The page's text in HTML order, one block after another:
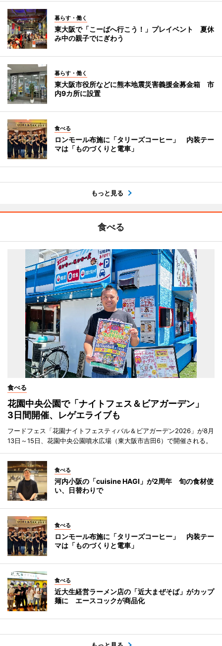
暮らす・働く
東大阪で「こーばへ行こう！」プレイベント 夏休
み中の親子でにぎわう
暮らす・働く
東大阪市役所などに熊本地震災害義援金募金箱 市
内9カ所に設置
食べる
ロンモール布施に「タリーズコーヒー」 内装テー
マは「ものづくりと電車」
もっと見る
食べる
食べる
花園中央公園で「ナイトフェス＆ビアガーデン」
3日間開催、レゲエライブも
フードフェス「花園ナイトフェスティバル＆ビアガーデン2026」が8月
13日～15日、花園中央公園噴水広場（東大阪市吉田6）で開催される。
食べる
河内小阪の「cuisine HAGI」が2周年 旬の食材使
い、日替わりで
食べる
ロンモール布施に「タリーズコーヒー」 内装テー
マは「ものづくりと電車」
食べる
近大生経営ラーメン店の「近大まぜそば」がカップ
麺に エースコックが商品化